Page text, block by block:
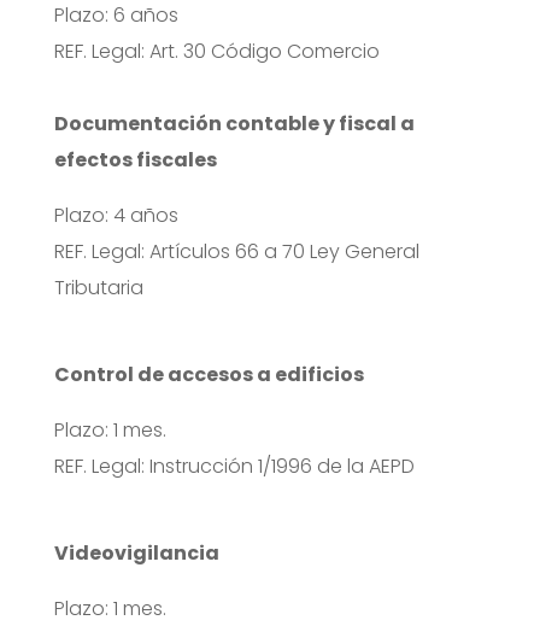
Plazo: 6 años
REF. Legal: Art. 30 Código Comercio
Documentación contable y fiscal a
efectos fiscales
Plazo: 4 años
REF. Legal: Artículos 66 a 70 Ley General
Tributaria
Control de accesos a edificios
Plazo: 1 mes.
REF. Legal: Instrucción 1/1996 de la AEPD
Videovigilancia
Plazo: 1 mes.